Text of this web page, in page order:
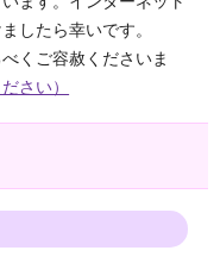
したら幸いです。
くご容赦くださいま
さい）